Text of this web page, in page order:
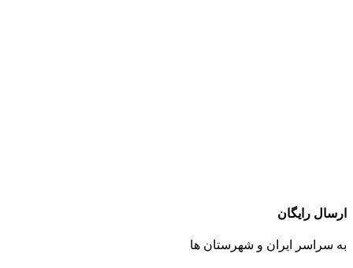
ارسال رایگان
به سراسر ایران و شهرستان ها